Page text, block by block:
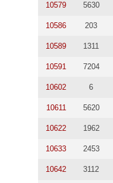
10579 5630
10586 203
10589 1311
10591 7204
10602 6
10611 5620
10622 1962
10633 2453
10642 3112